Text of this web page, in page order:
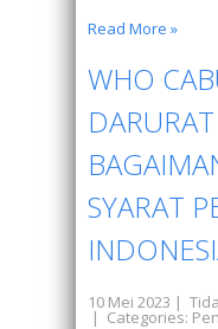
Read More »
WHO
SYARAT
10 Mei 2023 |
| Categories: